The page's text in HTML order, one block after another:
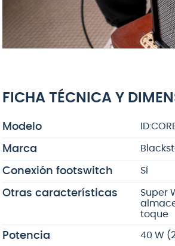
FICHA TÉCNICA Y
Modelo
Marca
Conexión footswitch Sí
Otras características
Super
toque
Potencia 40 W